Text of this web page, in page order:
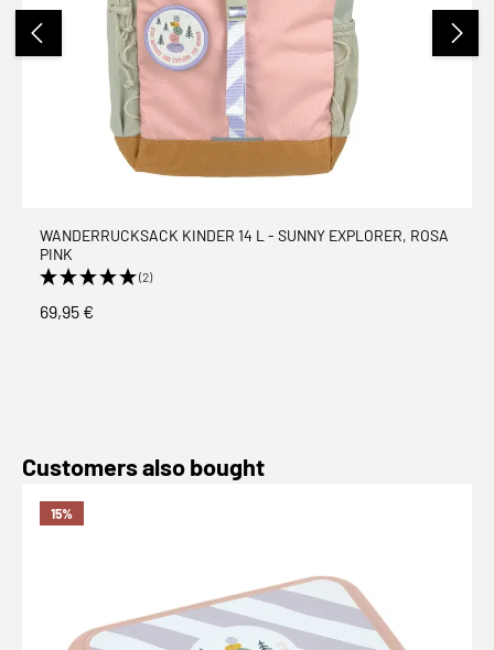
WANDERRUCKSACK KINDER 14 L - SUNNY EXPLORER, ROSA
PINK
(2)
69,95 €
Produktgalerie überspringen
Customers also bought
15%